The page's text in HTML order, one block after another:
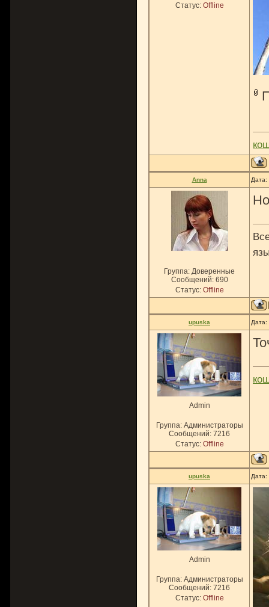
Статус: Offline
Anna
Группа: Доверенные
Сообщений: 690
Статус: Offline
upuska
Admin
Группа: Администраторы
Сообщений: 7216
Статус: Offline
upuska
Admin
Группа: Администраторы
Сообщений: 7216
Статус: Offline